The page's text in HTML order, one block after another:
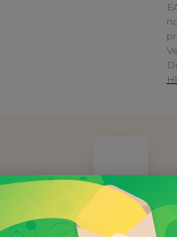
Doprava ZDARMA
Při objednávce nad 1000